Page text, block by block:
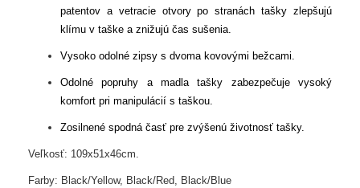
patentov a vetracie otvory po stranách tašky zlepšujú
klímu v taške a znižujú čas sušenia.
Vysoko odolné zipsy s dvoma kovovými bežcami.
Odolné popruhy a madla tašky zabezpečuje vysoký
komfort pri manipulácií s taškou.
Zosilnené spodná časť pre zvýšenú životnosť tašky.
Veľkosť: 109x51x46cm.
Farby: Black/Yellow, Black/Red, Black/Blue